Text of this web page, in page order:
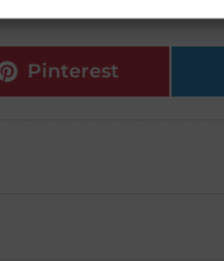
Pinterest